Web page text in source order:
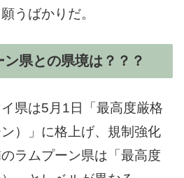
うばかりだ。
県との県境は？？？
イ県は5月1日「最高度厳格
）」に格上げ、規制強化
ラムプーン県は「最高度